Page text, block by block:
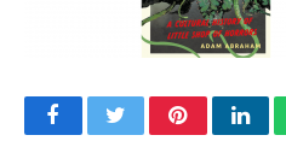
FacebookTwitterPinterest